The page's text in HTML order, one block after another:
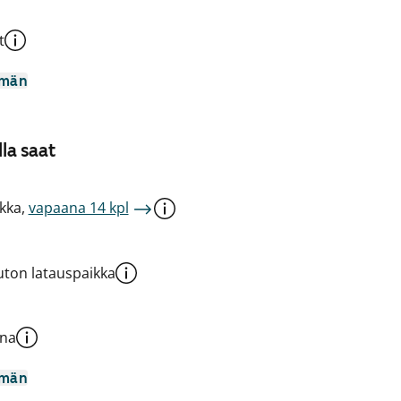
saat
vapaana 14 kpl
latauspaikka